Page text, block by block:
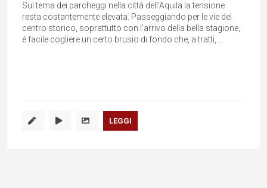
Sul tema dei parcheggi nella città dell’Aquila la tensione
resta costantemente elevata. Passeggiando per le vie del
centro storico, soprattutto con l’arrivo della bella stagione,
è facile cogliere un certo brusio di fondo che, a tratti,...
LEGGI